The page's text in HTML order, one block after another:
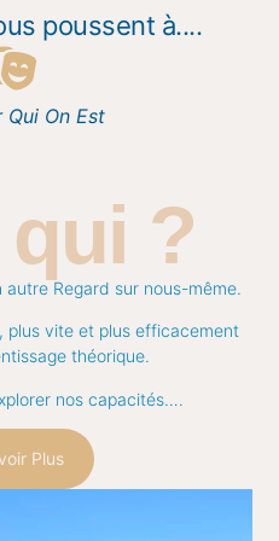
poussent à....
Qui On Est
?
Regard sur nous-même.
plus vite et plus efficacement
théorique.
nos capacités….
Plus